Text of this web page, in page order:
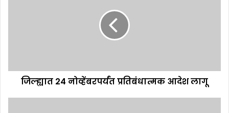
जिल्ह्यात 24 नोव्हेंबरपर्यंत प्रतिबंधात्मक आदेश लागू